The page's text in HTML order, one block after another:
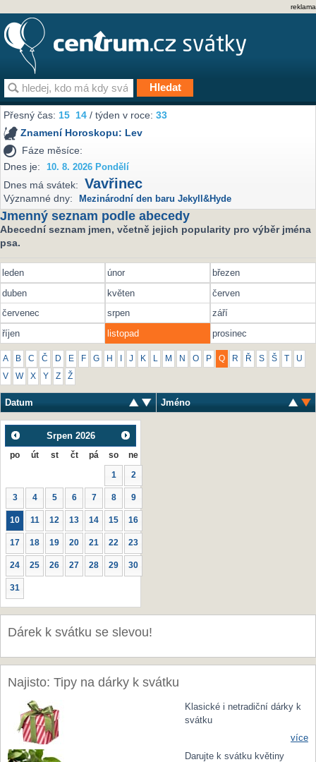
reklama
Přesný čas:15 14 / týden v roce:33
Znamení Horoskopu: Lev
Fáze měsíce:
Dnes je:
10. 8. 2026 Pondělí
Dnes má svátek: Vavřinec
Významné dny: Mezinárodní den baru Jekyll&Hyde
Jmenný seznam podle abecedy
Abecední seznam jmen, včetně jejich popularity pro výběr jména
psa.
leden únor
březen
duben
květen
červen
červenec
srpen
září
říjen
listopad prosinec
A B C Č D E F G H J K L M N O P Q R Ř S Š U
V W X Y Z Ž
Datum Jméno
Srpen 2026
po út st čt pá so ne
1 2
3 4 5 6 7 8 9
10 11 12 13 14 15 16
17 18 19 20 21 22 23
24 25 26 27 28 29 30
31
Dárek k svátku se slevou!
Najisto: Tipy na dárky k svátku
Klasické i netradiční dárky k
svátku
více
Darujte k svátku květiny